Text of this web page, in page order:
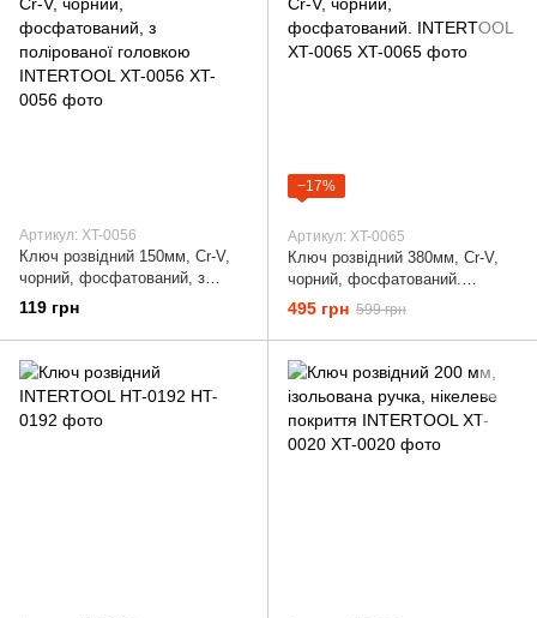
Артикул: XT-0056
Ключ розвідний 150мм, Cr-V,
чорний, фосфатований, з
полірованої головкою
INTERTOOL XT-0056
119 грн
−17%
Артикул: XT-0065
Ключ розвідний 380мм, Cr-V,
чорний, фосфатований.
INTERTOOL XT-0065
495 грн 599 грн